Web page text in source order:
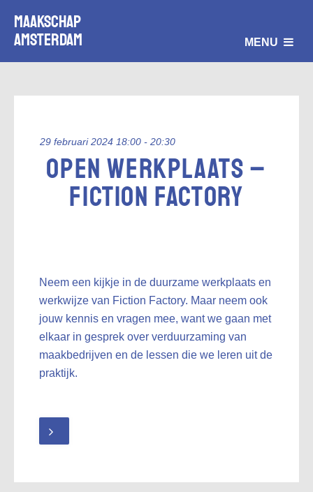
Maakschap
Amsterdam
MENU
29 februari 2024 18:00 - 20:30
Open Werkplaats –
Fiction Factory
Neem een kijkje in de duurzame werkplaats en
werkwijze van Fiction Factory. Maar neem ook
jouw kennis en vragen mee, want we gaan met
elkaar in gesprek over verduurzaming van
maakbedrijven en de lessen die we leren uit de
praktijk.
